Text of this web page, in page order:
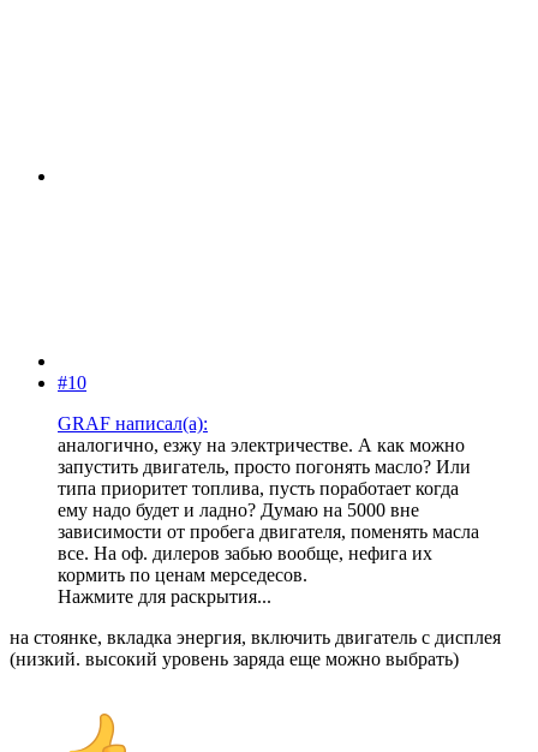
#10
GRAF написал(а):
аналогично, езжу на электричестве. А как можно
запустить двигатель, просто погонять масло? Или
типа приоритет топлива, пусть поработает когда
ему надо будет и ладно? Думаю на 5000 вне
зависимости от пробега двигателя, поменять масла
все. На оф. дилеров забью вообще, нефига их
кормить по ценам мерседесов.
Нажмите для раскрытия...
на стоянке, вкладка энергия, включить двигатель с дисплея
(низкий. высокий уровень заряда еще можно выбрать)